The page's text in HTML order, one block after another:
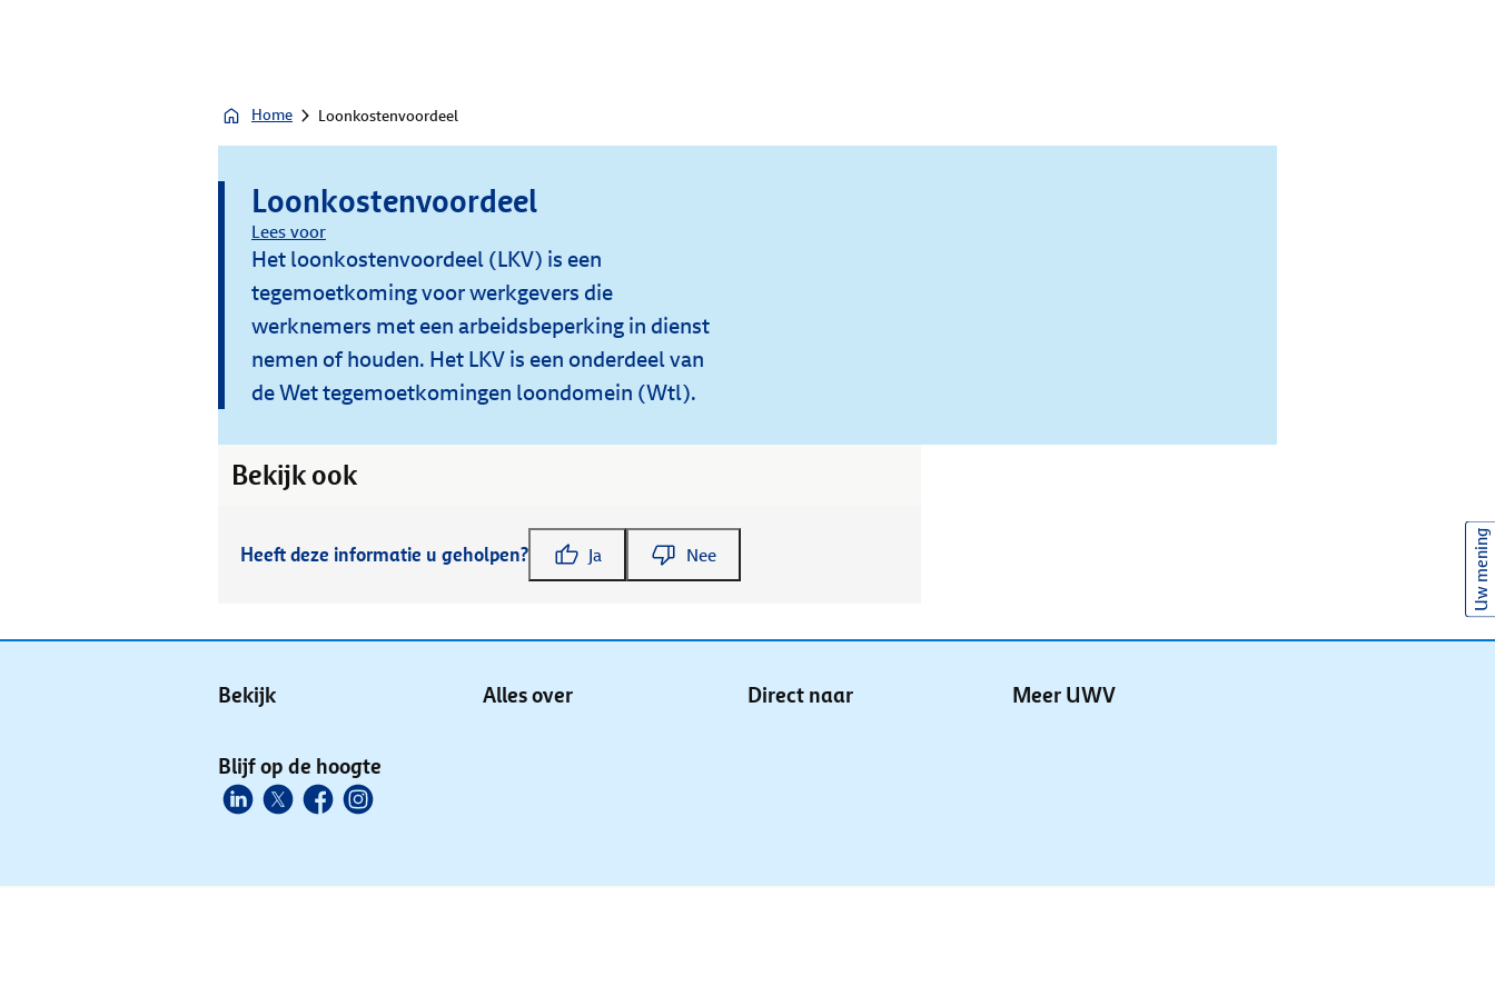
Home Loonkostenvoordeel
Loonkostenvoordeel
Lees voor
Het loonkostenvoordeel (LKV) is een
tegemoetkoming voor werkgevers die
werknemers met een arbeidsbeperking in dienst
nemen of houden. Het LKV is een onderdeel van
de Wet tegemoetkomingen loondomein (Wtl).
Bekijk ook
Heeft deze informatie u geholpen? Ja Nee
Bekijk Alles over Direct naar Meer UWV
Blijf op de hoogte
Uw mening